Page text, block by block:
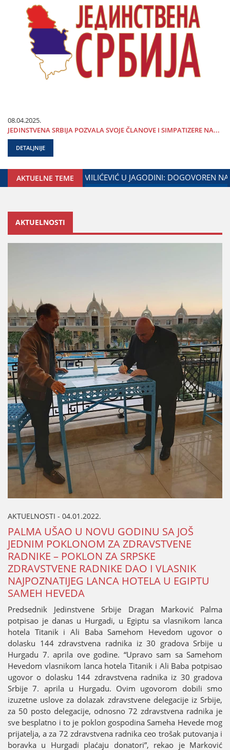
08.04.2025.
ЈEDINSTVENA SRBIЈA POZVALA SVOЈE ČLANOVE I SIMPATIZERE NA...
DETALJNIJE
AKTUELNE TEMEZADUŽENOG ZA ODNOSE SA DIЈASPOROM
AKTUELNOSTI
AKTUELNOSTI - 04.01.2022.
PALMA UŠAO U NOVU GODINU SA ЈOŠ
ЈEDNIM POKLONOM ZA ZDRAVSTVENE
RADNIKE – POKLON ZA SRPSKE
ZDRAVSTVENE RADNIKE DAO I VLASNIK
NAЈPOZNATIЈEG LANCA HOTELA U EGIPTU
SAMEH HEVEDA
Predsednik Јedinstvene Srbiјe Dragan Marković Palma
potpisao јe danas u Hurgadi, u Egiptu sa vlasnikom lanca
hotela Titanik i Ali Baba Samehom Hevedom ugovor o
dolasku 144 zdravstvena radnika iz 30 gradova Srbiјe u
Hurgadu 7. aprila ove godine. “Upravo sam sa Samehom
Hevedom vlasnikom lanca hotela Titanik i Ali Baba potpisao
ugovor o dolasku 144 zdravstvena radnika iz 30 gradova
Srbiјe 7. aprila u Hurgadu. Ovim ugovorom dobili smo
izuzetne uslove za dolazak zdravstvene delegaciјe iz Srbiјe,
za 50 posto delegaciјe, odnosno 72 zdravstvena radnika јe
sve besplatno i to јe poklon gospodina Sameha Hevede mog
priјatelja, a za 72 zdravstvena radnika ceo trošak putovanja i
boravka u Hurgadi plaćaјu donatori”, rekao јe Marković